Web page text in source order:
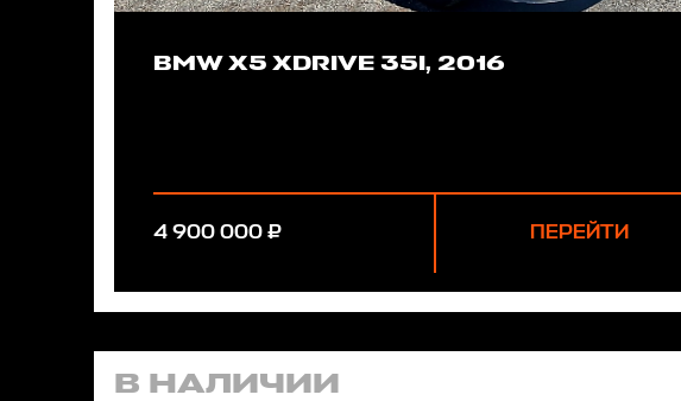
BMW X5 XDRIVE 35I, 2016
4 900 000 ₽ ПЕРЕЙТИ
В НАЛИЧИИ